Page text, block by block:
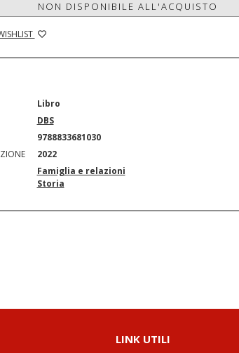
NON DISPONIBILE ALL'ACQUISTO
Libro
DBS
9788833681030
2022
Famiglia e relazioni
Storia
LINK UTILI